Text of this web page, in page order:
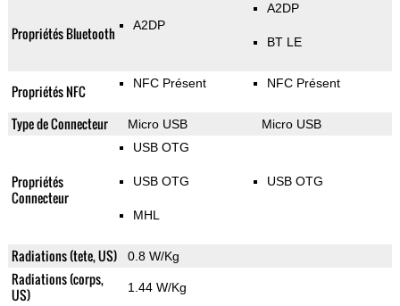
Propriétés Bluetooth A2DP
A2DP
BT LE
Propriétés NFC NFC Présent NFC Présent
Type de Connecteur Micro USB Micro USB
Propriétés
Connecteur
USB OTG
USB OTG
MHL
USB OTG
Radiations (tete, US) 0.8 W/Kg
Radiations (corps,
US)
1.44 W/Kg